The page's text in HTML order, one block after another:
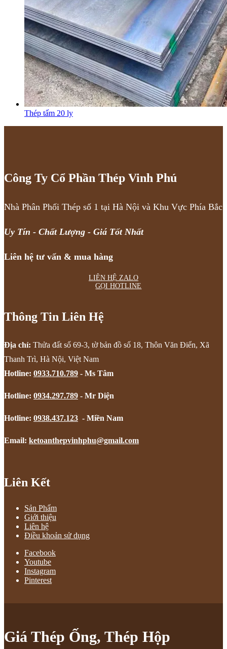
Thép tấm 20 ly
Công Ty Cổ Phần Thép Vinh Phú
Nhà Phân Phối Thép số 1 tại Hà Nội và Khu Vực Phía Bắc
Uy Tín - Chất Lượng - Giá Tốt Nhất
Liên hệ tư vấn & mua hàng
LIÊN HỆ ZALO
GỌI HOTLINE
Thông Tin Liên Hệ
Địa chỉ: Thửa đất số 69-3, tờ bản đồ số 18, Thôn Văn Điển, Xã
Thanh Trì, Hà Nội, Việt Nam
Hotline: 0933.710.789 - Ms Tâm
Hotline: 0934.297.789 - Mr Diện
Hotline: 0938.437.123 - Miền Nam
Email: ketoanthepvinhphu@gmail.com
Liên Kết
Sản Phẩm
Giới thiệu
Liên hệ
Điều khoản sử dụng
Facebook
Youtube
Instagram
Pinterest
Giá Thép Ống, Thép Hộp